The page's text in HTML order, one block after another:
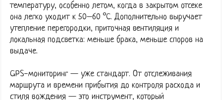
температуру, особенно летом, когда в закрытом отсеке
она легко уходит к 50–60 °C. Дополнительно выручает
утепление перегородки, приточная вентиляция и
локальная подсветка: меньше брака, меньше споров на
выдаче.
GPS-мониторинг — уже стандарт. От отслеживания
маршрута и времени прибытия до контроля расхода и
стиля вождения — это инструмент, который